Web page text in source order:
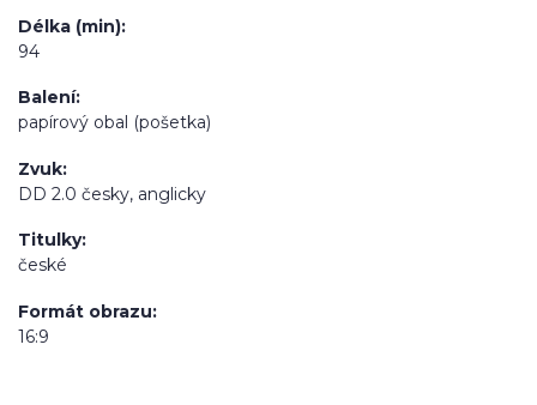
Délka (min)
94
Balení
papírový obal (pošetka)
Zvuk
DD 2.0 česky, anglicky
Titulky
české
Formát obrazu
16:9